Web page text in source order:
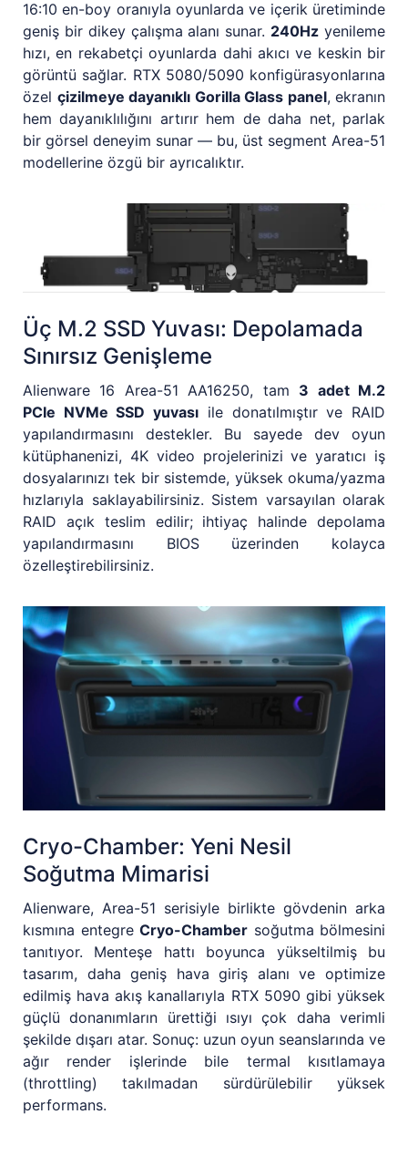
16:10 en-boy oranıyla oyunlarda ve içerik üretiminde
geniş bir dikey çalışma alanı sunar. 240Hz yenileme
hızı, en rekabetçi oyunlarda dahi akıcı ve keskin bir
görüntü sağlar. RTX 5080/5090 konfigürasyonlarına
özel çizilmeye dayanıklı Gorilla Glass panel, ekranın
hem dayanıklılığını artırır hem de daha net, parlak
bir görsel deneyim sunar — bu, üst segment Area-51
modellerine özgü bir ayrıcalıktır.
Üç M.2 SSD Yuvası: Depolamada
Sınırsız Genişleme
Alienware 16 Area-51 AA16250, tam 3 adet M.2
PCIe NVMe SSD yuvası ile donatılmıştır ve RAID
yapılandırmasını destekler. Bu sayede dev oyun
kütüphanenizi, 4K video projelerinizi ve yaratıcı iş
dosyalarınızı tek bir sistemde, yüksek okuma/yazma
hızlarıyla saklayabilirsiniz. Sistem varsayılan olarak
RAID açık teslim edilir; ihtiyaç halinde depolama
yapılandırmasını BIOS üzerinden kolayca
özelleştirebilirsiniz.
Cryo-Chamber: Yeni Nesil
Soğutma Mimarisi
Alienware, Area-51 serisiyle birlikte gövdenin arka
kısmına entegre Cryo-Chamber soğutma bölmesini
tanıtıyor. Menteşe hattı boyunca yükseltilmiş bu
tasarım, daha geniş hava giriş alanı ve optimize
edilmiş hava akış kanallarıyla RTX 5090 gibi yüksek
güçlü donanımların ürettiği ısıyı çok daha verimli
şekilde dışarı atar. Sonuç: uzun oyun seanslarında ve
ağır render işlerinde bile termal kısıtlamaya
(throttling) takılmadan sürdürülebilir yüksek
performans.